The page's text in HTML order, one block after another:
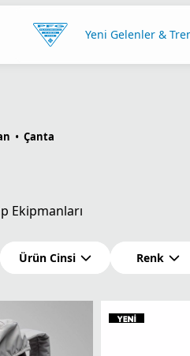
• Çanta
Ekipmanları
Ürün Cinsi Renk